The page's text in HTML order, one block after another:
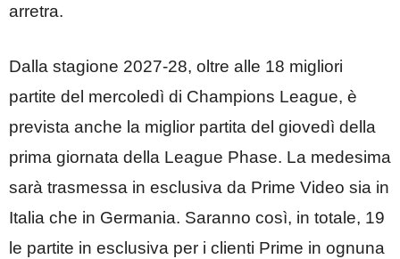
arretra.
Dalla stagione 2027-28, oltre alle 18 migliori
partite del mercoledì di Champions League, è
prevista anche la miglior partita del giovedì della
prima giornata della League Phase. La medesima
sarà trasmessa in esclusiva da Prime Video sia in
Italia che in Germania. Saranno così, in totale, 19
le partite in esclusiva per i clienti Prime in ognuna